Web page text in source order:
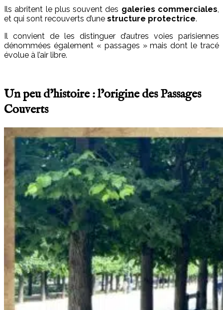
Ils abritent le plus souvent des galeries commerciales
et qui sont recouverts d’une structure protectrice.
Il convient de les distinguer d’autres voies parisiennes
dénommées également « passages » mais dont le tracé
évolue à l’air libre.
Un peu d’histoire : l’origine des Passages
Couverts